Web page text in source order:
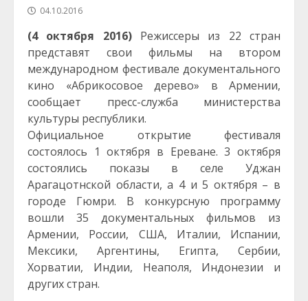
04.10.2016
(4 октября 2016) Режиссеры из 22 стран
представят свои фильмы на втором
международном фестивале документального
кино «Абрикосовое дерево» в Армении,
сообщает пресс-служба министерства
культуры республики.
Официальное открытие фестиваля
состоялось 1 октября в Ереване. 3 октября
состоялись показы в селе Уджан
Арагацотнской области, а 4 и 5 октября – в
городе Гюмри. В конкурсную программу
вошли 35 документальных фильмов из
Армении, России, США, Италии, Испании,
Мексики, Аргентины, Египта, Сербии,
Хорватии, Индии, Неаполя, Индонезии и
других стран.